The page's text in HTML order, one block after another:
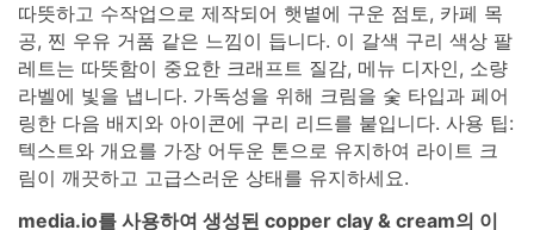
따뜻하고 수작업으로 제작되어 햇볕에 구운 점토, 카페 목
공, 찐 우유 거품 같은 느낌이 듭니다. 이 갈색 구리 색상 팔
레트는 따뜻함이 중요한 크래프트 질감, 메뉴 디자인, 소량
라벨에 빛을 냅니다. 가독성을 위해 크림을 숯 타입과 페어
링한 다음 배지와 아이콘에 구리 리드를 붙입니다. 사용 팁:
텍스트와 개요를 가장 어두운 톤으로 유지하여 라이트 크
림이 깨끗하고 고급스러운 상태를 유지하세요.
media.io를 사용하여 생성된 copper clay & cream의 이